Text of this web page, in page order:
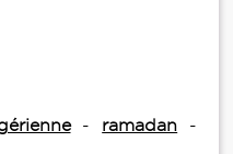
- ramadan -